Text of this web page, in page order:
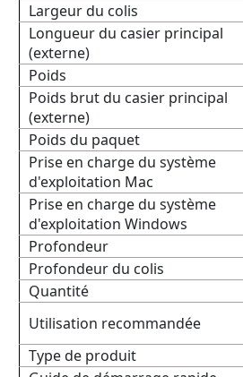
Largeur du colis
Longueur du casier principal
(externe)
Poids
Poids brut du casier principal
(externe)
Poids du paquet
Prise en charge du système
d'exploitation Mac
Prise en charge du système
d'exploitation Windows
Profondeur
Profondeur du colis
Quantité
Utilisation recommandée
Type de produit